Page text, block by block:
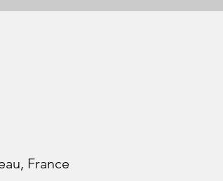
France